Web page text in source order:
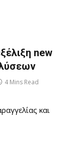
new
4 Mins Read
και